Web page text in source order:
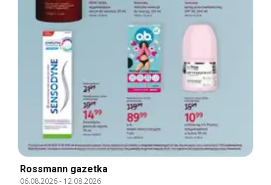
Rossmann gazetka
06.08.2026- 12.08.2026